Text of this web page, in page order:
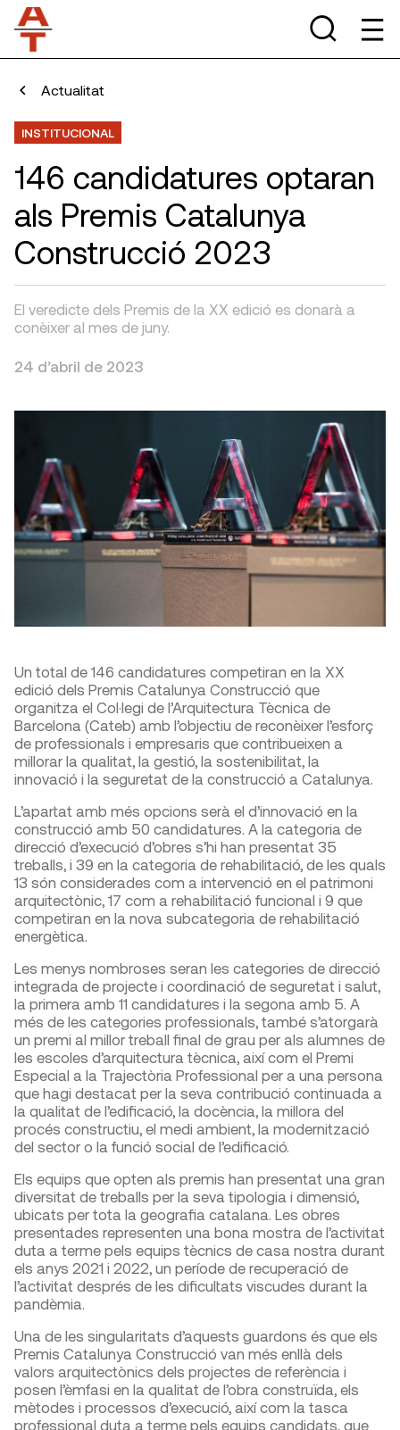
Actualitat
INSTITUCIONAL
146 candidatures optaran
als Premis Catalunya
Construcció 2023
El veredicte dels Premis de la XX edició es donarà a
conèixer al mes de juny.
24 d’abril de 2023
Un total de 146 candidatures competiran en la XX
edició dels Premis Catalunya Construcció que
organitza el Col·legi de l’Arquitectura Tècnica de
Barcelona (Cateb) amb l’objectiu de reconèixer l’esforç
de professionals i empresaris que contribueixen a
millorar la qualitat, la gestió, la sostenibilitat, la
innovació i la seguretat de la construcció a Catalunya.
L’apartat amb més opcions serà el d’innovació en la
construcció amb 50 candidatures. A la categoria de
direcció d’execució d’obres s’hi han presentat 35
treballs, i 39 en la categoria de rehabilitació, de les quals
13 són considerades com a intervenció en el patrimoni
arquitectònic, 17 com a rehabilitació funcional i 9 que
competiran en la nova subcategoria de rehabilitació
energètica.
Les menys nombroses seran les categories de direcció
integrada de projecte i coordinació de seguretat i salut,
la primera amb 11 candidatures i la segona amb 5. A
més de les categories professionals, també s’atorgarà
un premi al millor treball final de grau per als alumnes de
les escoles d’arquitectura tècnica, així com el Premi
Especial a la Trajectòria Professional per a una persona
que hagi destacat per la seva contribució continuada a
la qualitat de l’edificació, la docència, la millora del
procés constructiu, el medi ambient, la modernització
del sector o la funció social de l’edificació.
Els equips que opten als premis han presentat una gran
diversitat de treballs per la seva tipologia i dimensió,
ubicats per tota la geografia catalana. Les obres
presentades representen una bona mostra de l’activitat
duta a terme pels equips tècnics de casa nostra durant
els anys 2021 i 2022, un període de recuperació de
l’activitat després de les dificultats viscudes durant la
pandèmia.
Una de les singularitats d’aquests guardons és que els
Premis Catalunya Construcció van més enllà dels
valors arquitectònics dels projectes de referència i
posen l’èmfasi en la qualitat de l’obra construïda, els
mètodes i processos d’execució, així com la tasca
professional duta a terme pels equips candidats, que